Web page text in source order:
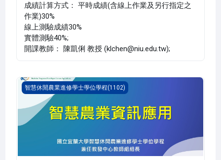
成績計算方式： 平時成績(含線上作業及另行指定之
作業)30%
線上測驗成績30%
實體測驗40%;
開課教師： 陳凱俐 教授 (klchen@niu.edu.tw);
智慧農業資訊應用(1102_C1IL030020A)
智慧休閒農業進修學士學位學程(1102)